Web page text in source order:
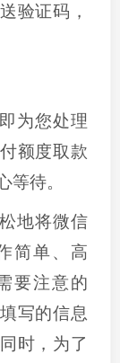
验证码，
为您处理
额度取款
等待。
地将微信
简单、高
要注意的
写的信息
时，为了